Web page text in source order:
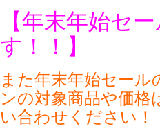
【年末年始セ
す！！】
また年末年始セール
ンの対象商品や価格
い合わせください！